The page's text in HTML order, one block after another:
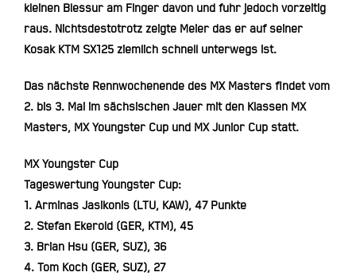
kleinen Blessur am Finger davon und fuhr jedoch vorzeitig
raus. Nichtsdestotrotz zeigte Meier das er auf seiner
Kosak KTM SX125 ziemlich schnell unterwegs ist.
Das nächste Rennwochenende des MX Masters findet vom
2. bis 3. Mai im sächsischen Jauer mit den Klassen MX
Masters, MX Youngster Cup und MX Junior Cup statt.
MX Youngster Cup
Ta­ges­wer­tung Youngs­ter Cup:
1. Ar­mi­nas Ja­si­ko­nis (LTU, KAW), 47 Punk­te
2. Ste­fan Ek­erold (GER, KTM), 45
3. Bri­an Hsu (GER, SUZ), 36
4. Tom Koch (GER, SUZ), 27